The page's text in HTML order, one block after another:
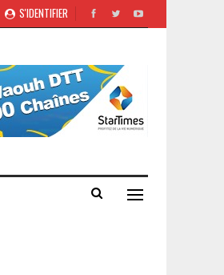
S'IDENTIFIER